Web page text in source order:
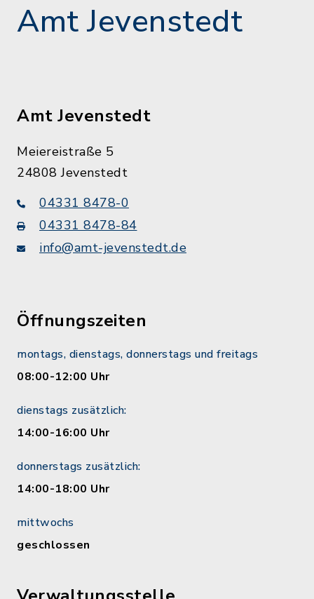
Amt Jevenstedt
Amt Jevenstedt
Meiereistraße 5
24808 Jevenstedt
04331 8478-0
04331 8478-84
info@amt-jevenstedt.de
Öffnungszeiten
montags, dienstags, donnerstags und freitags
08:00-12:00 Uhr
dienstags zusätzlich:
14:00-16:00 Uhr
donnerstags zusätzlich:
14:00-18:00 Uhr
mittwochs
geschlossen